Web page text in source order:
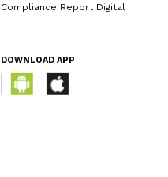
Compliance Report Digital
DOWNLOAD APP